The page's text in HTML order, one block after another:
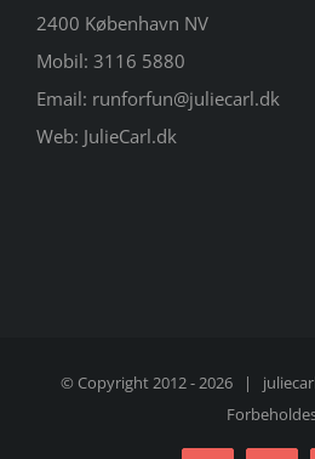
2400 København NV
Mobil: 3116 5880
Email: runforfun@juliecarl.dk
Web: JulieCarl.dk
© Copyright 2012 -2026 |